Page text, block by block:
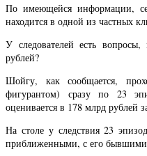
По имеющейся информации,
находится в одной из частных
У следователей есть
рублей?
Шойгу, как сообщается,
фигурантом) сразу по 23
оценивается в 178 млрд рублей
На столе у следствия 23
приближенными, с его